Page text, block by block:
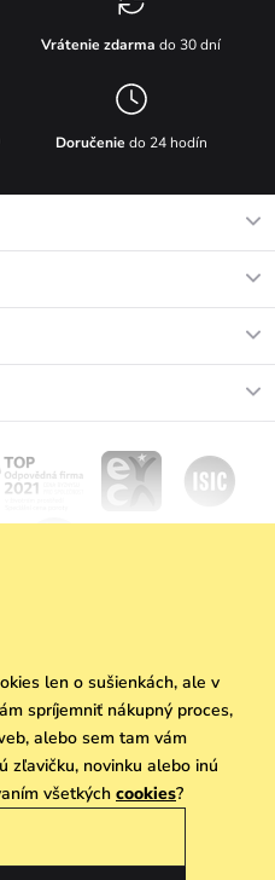
Vrátenie zdarma do 30 dní
Doručenie do 24 hodín
Odoberať
vyhradené. Technicky zabezpečuje
len o sušienkách, ale v
spríjemniť nákupný proces,
alebo sem tam vám
zľavičku, novinku alebo inú
všetkých cookies?